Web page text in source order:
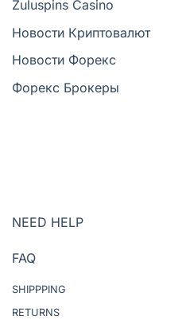
Zuluspins Casino
Новости Криптовалют
Новости Форекс
Форекс Брокеры
NEED HELP
FAQ
SHIPPPING
RETURNS